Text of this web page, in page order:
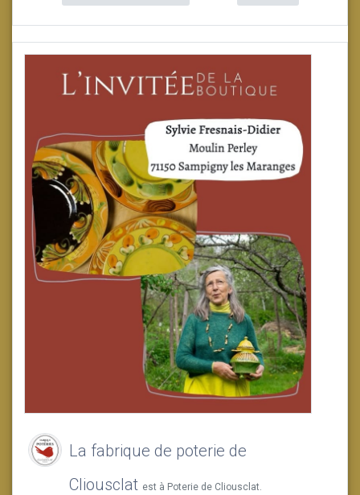
La fabrique de poterie de
Cliousclat est à Poterie de Cliousclat.